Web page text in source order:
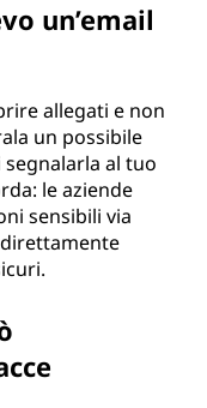
un’email
allegati e non
un possibile
al tuo
le aziende
sensibili via